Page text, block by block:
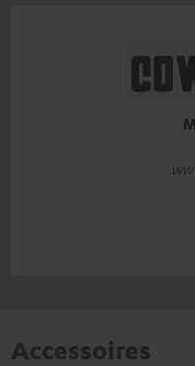
Accessoires